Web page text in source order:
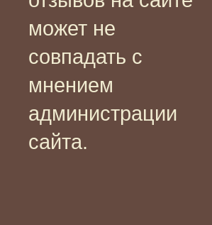
может не
совпадать с
мнением
администрации
сайта.